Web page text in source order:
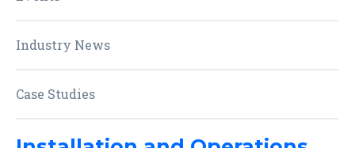
Industry News
Case Studies